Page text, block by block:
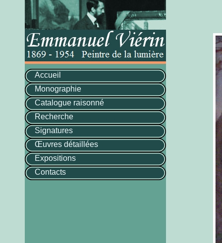
Accueil
Monographie
Catalogue raisonné
Recherche
Signatures
Œuvres détaillées
Expositions
Contacts